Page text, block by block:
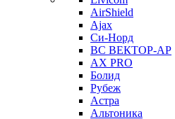
AirShield
Ajax
Си-Норд
ВС ВЕКТОР-АР
AX PRO
Болид
Рубеж
Астра
Альтоника